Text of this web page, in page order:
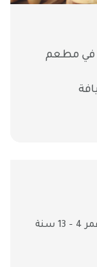
في مطعم
*يجب وجود مرافقة بالغة مع الأطفال من عمر 4 - 13 سنة